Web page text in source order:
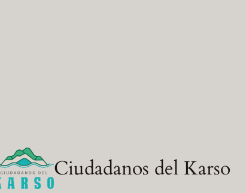
Ciudadanos del Karso